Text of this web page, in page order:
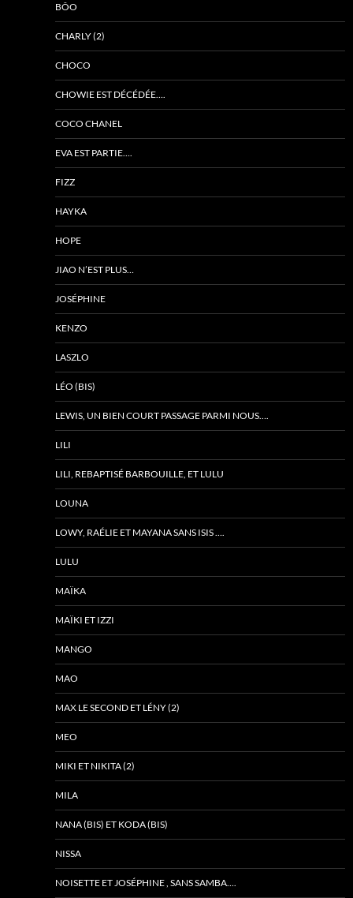
BÔO
CHARLY (2)
CHOCO
CHOWIE EST DÉCÉDÉE….
COCO CHANEL
EVA EST PARTIE….
FIZZ
HAYKA
HOPE
JIAO N’EST PLUS…
JOSÉPHINE
KENZO
LASZLO
LÉO (BIS)
LEWIS, UN BIEN COURT PASSAGE PARMI NOUS….
LILI
LILI, REBAPTISÉ BARBOUILLE, ET LULU
LOUNA
LOWY, RAÉLIE ET MAYANA SANS ISIS ….
LULU
MAÏKA
MAÏKI ET IZZI
MANGO
MAO
MAX LE SECOND ET LÉNY (2)
MEO
MIKI ET NIKITA (2)
MILA
NANA (BIS) ET KODA (BIS)
NISSA
NOISETTE ET JOSÉPHINE , SANS SAMBA….